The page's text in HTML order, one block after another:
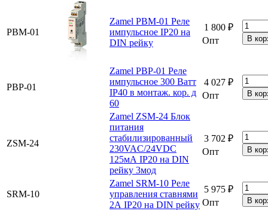
PBM-01
Zamel PBM-01 Реле
импульсное IP20 на
DIN рейку
1 800 ₽
Опт
PBP-01
Zamel PBP-01 Реле
импульсное 300 Ватт
IP40 в монтаж. кор. д
60
4 027 ₽
Опт
ZSM-24
Zamel ZSM-24 Блок
питания
стабилизированный
230VAC/24VDC
125мА IP20 на DIN
рейку 3мод
3 702 ₽
Опт
SRM-10
Zamel SRM-10 Реле
управления ставнями
2А IP20 на DIN рейку
5 975 ₽
Опт